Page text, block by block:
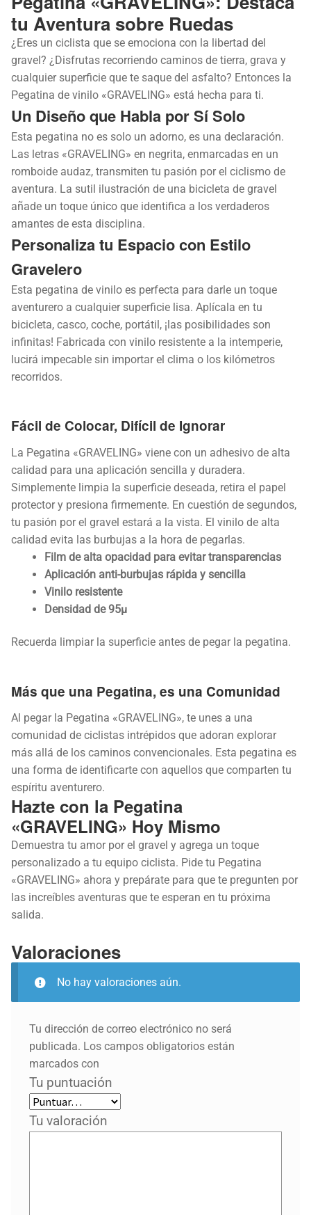
tu Aventura sobre Ruedas
¿Eres un ciclista que se emociona con la libertad del
gravel? ¿Disfrutas recorriendo caminos de tierra, grava y
cualquier superficie que te saque del asfalto? Entonces la
Pegatina de vinilo «GRAVELING» está hecha para ti.
Un Diseño que Habla por Sí Solo
Esta pegatina no es solo un adorno, es una declaración.
Las letras «GRAVELING» en negrita, enmarcadas en un
romboide audaz, transmiten tu pasión por el ciclismo de
aventura. La sutil ilustración de una bicicleta de gravel
añade un toque único que identifica a los verdaderos
amantes de esta disciplina.
Personaliza tu Espacio con Estilo
Gravelero
Esta pegatina de vinilo es perfecta para darle un toque
aventurero a cualquier superficie lisa. Aplícala en tu
bicicleta, casco, coche, portátil, ¡las posibilidades son
infinitas! Fabricada con vinilo resistente a la intemperie,
lucirá impecable sin importar el clima o los kilómetros
recorridos.
Fácil de Colocar, Difícil de Ignorar
La Pegatina «GRAVELING» viene con un adhesivo de alta
calidad para una aplicación sencilla y duradera.
Simplemente limpia la superficie deseada, retira el papel
protector y presiona firmemente. En cuestión de segundos,
tu pasión por el gravel estará a la vista. El vinilo de alta
calidad evita las burbujas a la hora de pegarlas.
Film de alta opacidad para evitar transparencias
Aplicación anti-burbujas rápida y sencilla
Vinilo resistente
Densidad de 95µ
Recuerda limpiar la superficie antes de pegar la pegatina.
Más que una Pegatina, es una Comunidad
Al pegar la Pegatina «GRAVELING», te unes a una
comunidad de ciclistas intrépidos que adoran explorar
más allá de los caminos convencionales. Esta pegatina es
una forma de identificarte con aquellos que comparten tu
espíritu aventurero.
Hazte con la Pegatina
«GRAVELING» Hoy Mismo
Demuestra tu amor por el gravel y agrega un toque
personalizado a tu equipo ciclista. Pide tu Pegatina
«GRAVELING» ahora y prepárate para que te pregunten por
las increíbles aventuras que te esperan en tu próxima
salida.
Valoraciones
No hay valoraciones aún.
Tu dirección de correo electrónico no será
publicada. Los campos obligatorios están
marcados con
Tu puntuación
Tu valoración